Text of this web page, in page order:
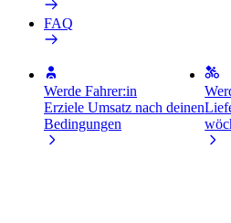
FAQ
Werde Fahrer:in
Erziele Umsatz nach deinen
Bedingungen